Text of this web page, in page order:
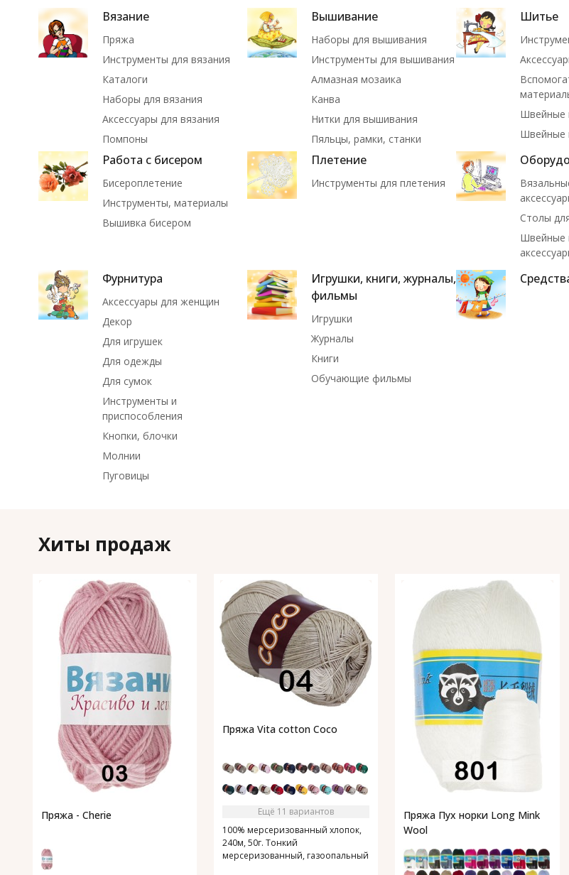
Вязание
Пряжа
Инструменты для вязания
Каталоги
Наборы для вязания
Аксессуары для вязания
Помпоны
Вышивание
Наборы для вышивания
Инструменты для вышивания
Алмазная мозаика
Канва
Нитки для вышивания
Пяльцы, рамки, станки
Шитье
Швейные
Швейные
Работа с бисером
Бисероплетение
Инструменты, материалы
Вышивка бисером
Плетение
Инструменты для плетения
Столы
Швейные
Фурнитура
Аксессуары для женщин
Декор
Для игрушек
Для одежды
Для сумок
Инструменты и
приспособления
Кнопки, блочки
Молнии
Пуговицы
Игрушки, книги, журналы,
фильмы
Игрушки
Журналы
Книги
Обучающие фильмы
Хиты продаж
Пряжа - Cherie
Пряжа Vita cotton Coco
Ещё 11 вариантов
100% мерсеризованный хлопок,
240м, 50г. Тонкий
мерсеризованный, газоопальный
Пряжа Пух норки Long Mink
Wool